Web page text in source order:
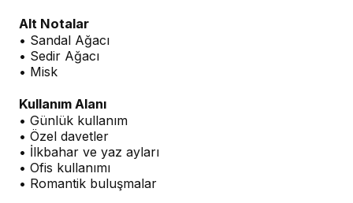
Alt Notalar
• Sandal Ağacı
• Sedir Ağacı
• Misk
Kullanım Alanı
• Günlük kullanım
• Özel davetler
• İlkbahar ve yaz ayları
• Ofis kullanımı
• Romantik buluşmalar